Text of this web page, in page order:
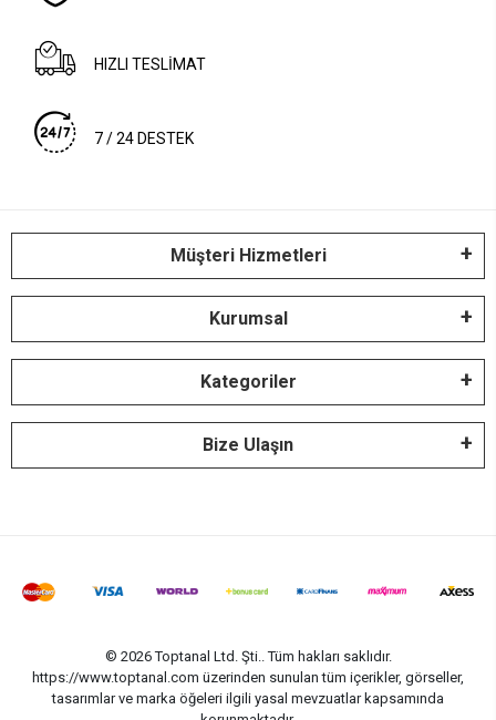
HIZLI TESLİMAT
7 / 24 DESTEK
Müşteri Hizmetleri
Kurumsal
Kategoriler
Bize Ulaşın
© 2026 Toptanal Ltd. Şti.. Tüm hakları saklıdır.
https://www.toptanal.com üzerinden sunulan tüm içerikler, görseller,
tasarımlar ve marka öğeleri ilgili yasal mevzuatlar kapsamında